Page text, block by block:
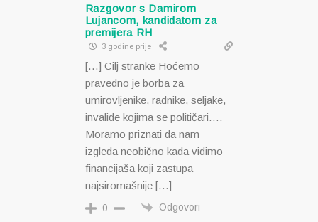
Razgovor s Damirom
Lujancom, kandidatom za
premijera RH
3 godine prije
[…] Cilj stranke Hoćemo
pravedno je borba za
umirovljenike, radnike, seljake,
invalide kojima se političari….
Moramo priznati da nam
izgleda neobično kada vidimo
financijaša koji zastupa
najsiromašnije […]
0 Odgovori